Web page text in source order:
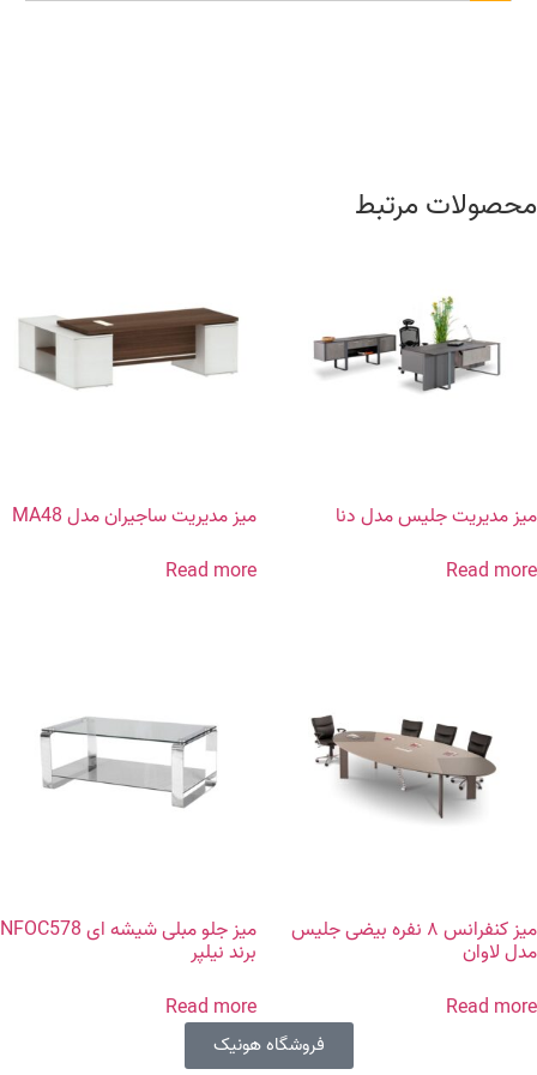
محصولات مرتبط
میز مدیریت جلیس مدل دنا
Read more
میز مدیریت ساجیران مدل MA48
Read more
میز کنفرانس ۸ نفره بیضی جلیس
مدل لاوان
Read more
میز جلو مبلی شیشه ای NFOC578
برند نیلپر
Read more
فروشگاه هونیک